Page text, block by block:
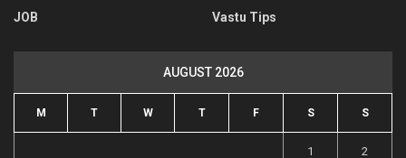
JOB
Vastu Tips
AUGUST 2026
M T W T F S S
1 2